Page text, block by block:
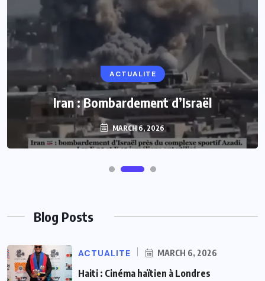
ACTUALITE
Iran : Bombardement d’Israël
MARCH 6, 2026
Blog Posts
ACTUALITE MARCH 6, 2026
Haiti : Cinéma haïtien à Londres